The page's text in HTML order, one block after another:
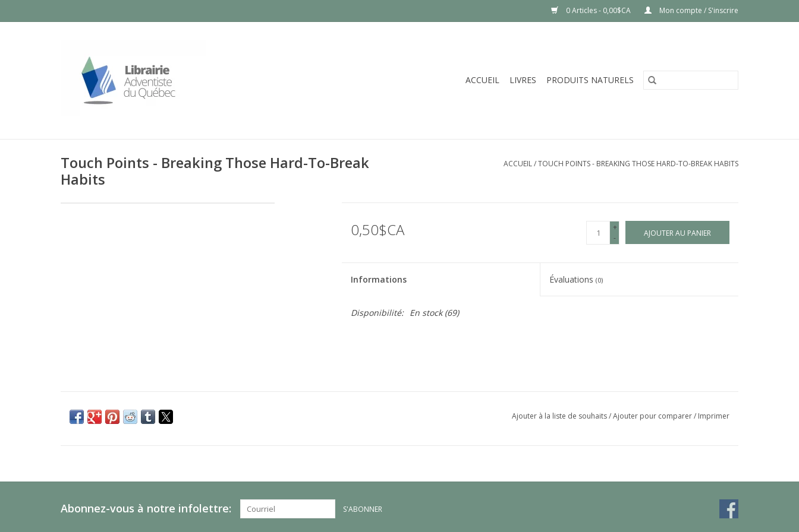
0 Articles - 0,00$CA Mon compte / S'inscrire
ACCUEIL LIVRES PRODUITS NATURELS
Touch Points - Breaking Those Hard-To-Break
Habits
ACCUEIL/TOUCH POINTS - BREAKING THOSE HARD-TO-BREAK HABITS
0,50$CA
+
-
AJOUTER AU PANIER
Informations Évaluations(0)
Disponibilité: En stock(69)
Ajouter à la liste de souhaits/Ajouter pour comparer/ Imprimer
Abonnez-vous à notre infolettre: S'ABONNER